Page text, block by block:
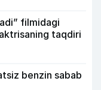
filmidagi
taqdiri
benzin sabab